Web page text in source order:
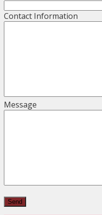
Contact Information
Message